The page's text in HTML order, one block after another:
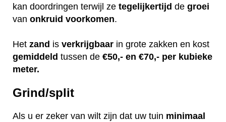
kan doordringen terwijl ze tegelijkertijd de groei
van onkruid voorkomen.
Het zand is verkrijgbaar in grote zakken en kost
gemiddeld tussen de €50,- en €70,- per kubieke
meter.
Grind/split
Als u er zeker van wilt zijn dat uw tuin minimaal